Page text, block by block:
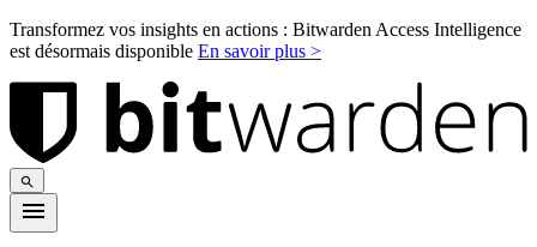
Transformez vos insights en actions : Bitwarden Access Intelligence
est désormais disponible En savoir plus >